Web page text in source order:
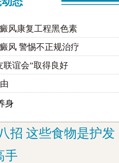
风康复工程黑色素
风 警惕不正规治疗
联谊会”取得良好
身
招 这些食物是护发
手